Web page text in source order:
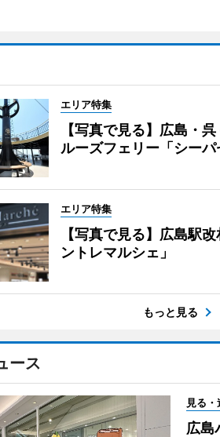
エリア特集
【写真で見る】広島・
ルーズフェリー「シー
エリア特集
【写真で見る】広島駅
ントレマルシェ」
もっと見る
ース
見る・
広